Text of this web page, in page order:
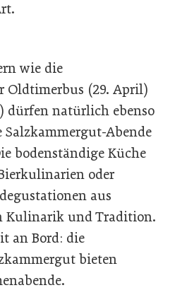
wie die
Oldtimerbus (29. April)
dürfen natürlich ebenso
Abende
bodenständige Küche
oder
aus
Kulinarik und Tradition.
an Bord: die
bieten